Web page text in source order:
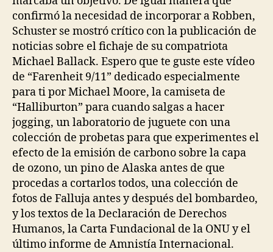
confirmó la necesidad de incorporar a Robben,
Schuster se mostró crítico con la publicación de
noticias sobre el fichaje de su compatriota
Michael Ballack. Espero que te guste este vídeo
de “Farenheit 9/11” dedicado especialmente
para ti por Michael Moore, la camiseta de
“Halliburton” para cuando salgas a hacer
jogging, un laboratorio de juguete con una
colección de probetas para que experimentes el
efecto de la emisión de carbono sobre la capa
de ozono, un pino de Alaska antes de que
procedas a cortarlos todos, una colección de
fotos de Falluja antes y después del bombardeo,
y los textos de la Declaración de Derechos
Humanos, la Carta Fundacional de la ONU y el
último informe de Amnistía Internacional.